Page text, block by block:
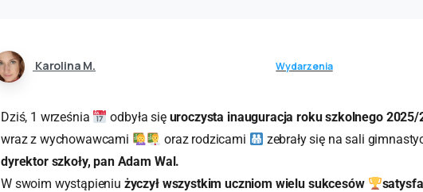
Karolina M. Wydarzenia
Dziś, 1 września odbyła się uroczysta inauguracja roku szkolnego 2025/
wraz z wychowawcami
oraz rodzicami zebrały się na sali
dyrektor szkoły, pan Adam Wal.
W swoim wystąpieniu życzył wszystkim uczniom wielu sukcesów